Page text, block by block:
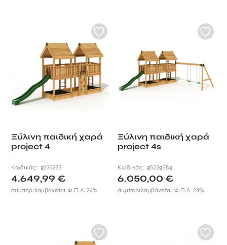
Ξύλινη παιδική χαρά
project 4
Κωδικός:g235235
4.649,99€
συμπεριλαμβάνεται Φ.Π.Α. 24%
Ξύλινη παιδική χαρά
project 4s
Κωδικός:g523g55g
6.050,00€
συμπεριλαμβάνεται Φ.Π.Α. 24%